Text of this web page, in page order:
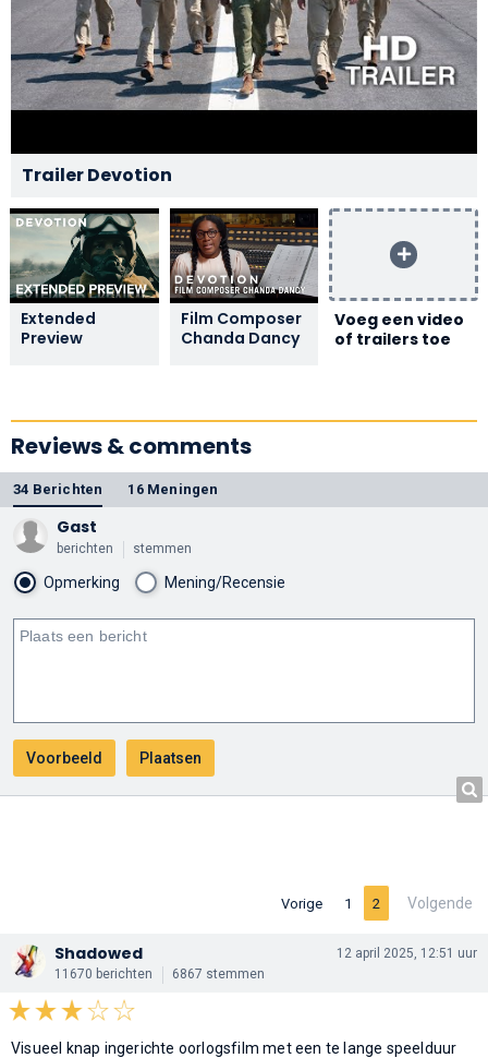
Trailer Devotion
Extended
Preview
Film Composer
Chanda Dancy
Voeg een video
of trailers toe
Reviews & comments
34 Berichten 16 Meningen
Gast
berichten stemmen
Opmerking Mening/Recensie
Vorige 1 2 Volgende
Shadowed
11670 berichten 6867 stemmen
12 april 2025, 12:51 uur
Visueel knap ingerichte oorlogsfilm met een te lange speelduur